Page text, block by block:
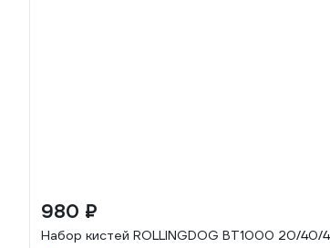
980 ₽
Набор кистей ROLLINGDOG BT1000 20/